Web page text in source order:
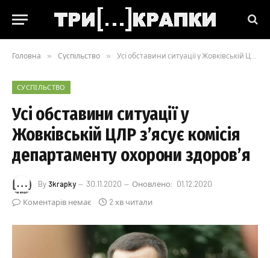
Головна » Суспільство » Усі обставини ситуації у Жовківській ЦЛР з’ясує комісія департаменту охорони здоров’я
СУСПІЛЬСТВО
Усі обставини ситуації у
Жовківській ЦЛР з’ясує комісія
департаменту охорони здоров’я
By 3krapky 30.11.2020 Оновлено: 01.12.2020
Коментарів немає
2 хв читали